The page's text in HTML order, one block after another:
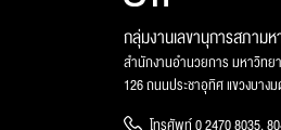
กลุ่มงานเลขานุการสภาม
สำนักงานอำนวยการ มหาวิทย
126 ถนนประชาอุทิศ แขวงบาง